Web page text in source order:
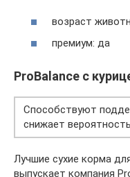
возраст
премиум: да
ProBalance с
Способствуют
снижает
Лучшие сухие корма
выпускает компания